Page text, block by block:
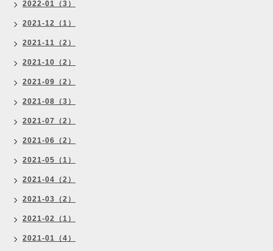
2022-01（3）
2021-12（1）
2021-11（2）
2021-10（2）
2021-09（2）
2021-08（3）
2021-07（2）
2021-06（2）
2021-05（1）
2021-04（2）
2021-03（2）
2021-02（1）
2021-01（4）